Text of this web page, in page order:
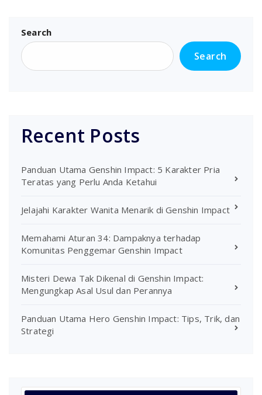
Search
Search
Recent Posts
Panduan Utama Genshin Impact: 5 Karakter Pria
Teratas yang Perlu Anda Ketahui
Jelajahi Karakter Wanita Menarik di Genshin Impact
Memahami Aturan 34: Dampaknya terhadap
Komunitas Penggemar Genshin Impact
Misteri Dewa Tak Dikenal di Genshin Impact:
Mengungkap Asal Usul dan Perannya
Panduan Utama Hero Genshin Impact: Tips, Trik, dan
Strategi